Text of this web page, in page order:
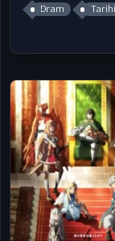
Dram Tarihi